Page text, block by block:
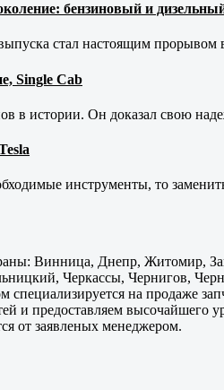
бензиновый и
стал настоящим прорывом
Single Cab
в истории. Он доказал свою
инструменты, то
Винница, Днепр, Житомир,
Черкассы, Чернигов,
специализируется на продаже
и предоставляем
от заявленых менеджером.